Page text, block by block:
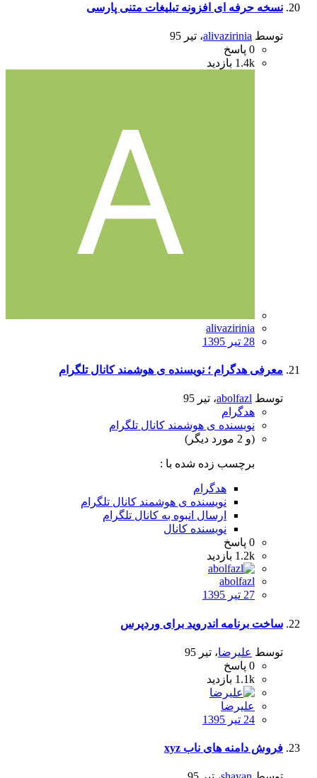
نسخه حرفه ای افزونه تبلیغات متنی پارسی
توسط alivazirinia، تیر 95
0 پاسخ
1.4k بازدید
alivazirinia
28 تیر 1395
معرفی هدگرام ؛ نویسنده ی هوشمند کانال تلگرام
توسط abolfazl، تیر 95
هدگرام
نویسنده ی هوشمند کانال تلگرام
(و 2 مورد دیگر)
برچسب زده شده با :
هدگرام
نویسنده ی هوشمند کانال تلگرام
ارسال انبوه به کانال تلگرام
نویسنده کانال
0 پاسخ
1.2k بازدید
abolfazl
27 تیر 1395
ساخت برنامه اندروید برای وردپرس
توسط علیرضا، تیر 95
0 پاسخ
1.1k بازدید
علیرضا
24 تیر 1395
فروش دامنه های ناب xyz